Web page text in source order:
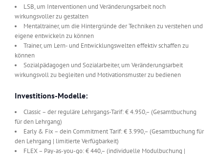
LSB, um Interventionen und Veränderungsarbeit noch
wirkungsvoller zu gestalten
Mentaltrainer, um die Hintergründe der Techniken zu verstehen und
eigene entwickeln zu können
Trainer, um Lern- und Entwicklungswelten effektiv schaffen zu
können
Sozialpädagogen und Sozialarbeiter, um Veränderungsarbeit
wirkungsvoll zu begleiten und Motivationsmuster zu bedienen
Investitions-Modelle:
Classic – der reguläre Lehrgangs-Tarif: € 4.950,– (Gesamtbuchung
für den Lehrgang)
Early & Fix – dein Commitment Tarif: € 3.990,– (Gesamtbuchung für
den Lehrgang | limitierte Verfügbarkeit)
FLEX – Pay-as-you-go: € 440,– (individuelle Modulbuchung |